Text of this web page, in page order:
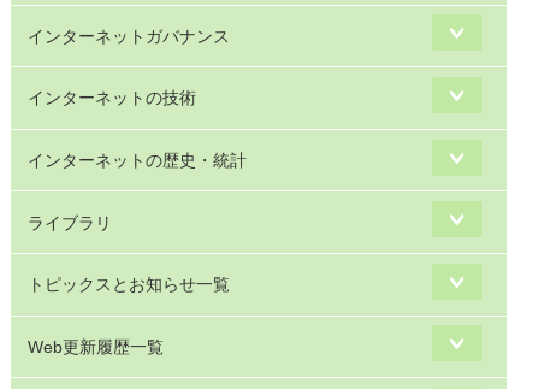
インターネットガバナンス
インターネットの技術
インターネットの歴史・統計
ライブラリ
トピックスとお知らせ一覧
Web更新履歴一覧